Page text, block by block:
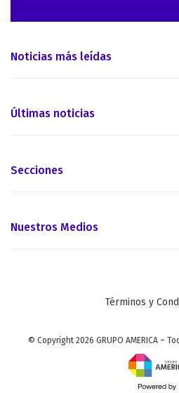
Noticias más leídas
Últimas noticias
Secciones
Nuestros Medios
Términos y
© Copyright 2026 GRUPO AMERICA –